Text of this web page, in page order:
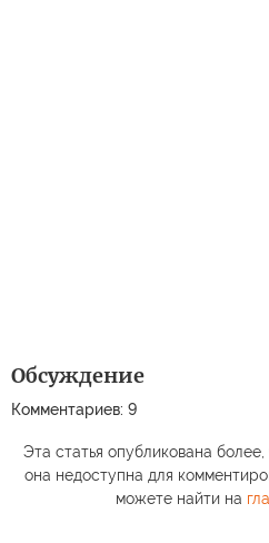
Обсуждение
Комментариев: 9
Эта статья опубликована более,
она недоступна для
можете найти на